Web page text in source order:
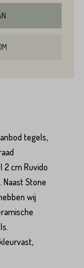
tegels,
2 cm Ruvido
Naast Stone
wij